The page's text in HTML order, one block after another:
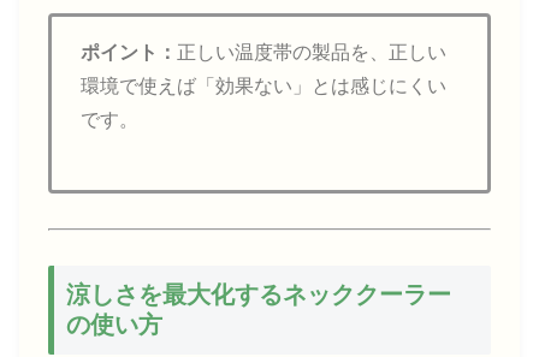
ポイント： 正しい温度帯の製品を、正しい
環境で使えば「効果ない」とは感じにくい
です。
涼しさを最大化するネッククーラー
の使い方